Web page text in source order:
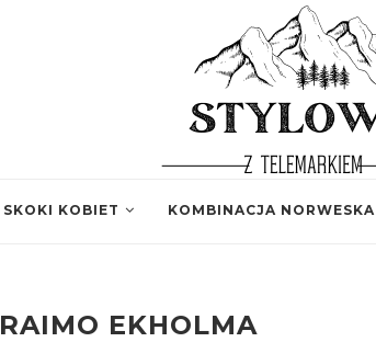
SKOKI KOBIET KOMBINACJA NORWESKA
RAIMO EKHOLMA